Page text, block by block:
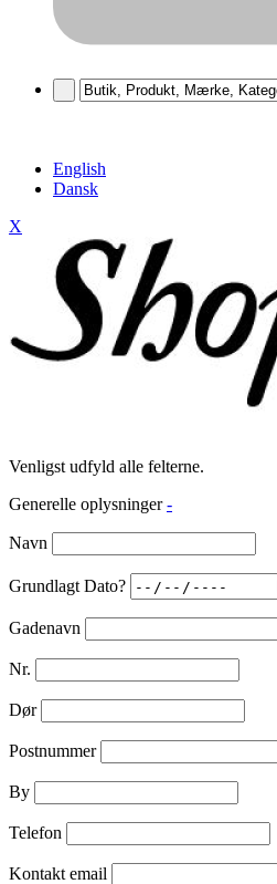
English
Dansk
X
Venligst udfyld alle felterne.
Generelle oplysninger -
Navn
Grundlagt Dato?
Gadenavn
Nr.
Dør
Postnummer
By
Telefon
Kontakt email